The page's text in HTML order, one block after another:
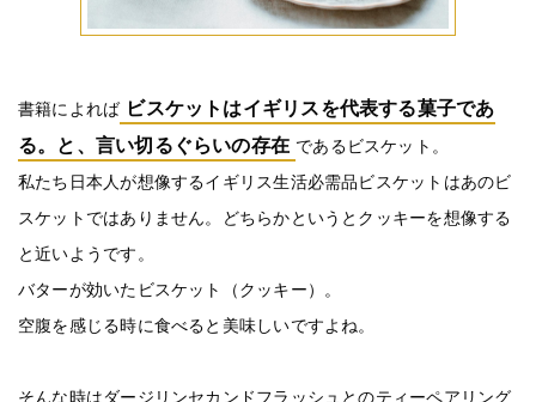
書籍によれば ビスケットはイギリスを代表する菓子であ
る。と、言い切るぐらいの存在 であるビスケット。
私たち日本人が想像するイギリス生活必需品ビスケットはあのビ
スケットではありません。どちらかというとクッキーを想像する
と近いようです。
バターが効いたビスケット（クッキー）。
空腹を感じる時に食べると美味しいですよね。
そんな時はダージリンセカンドフラッシュとのティーペアリング